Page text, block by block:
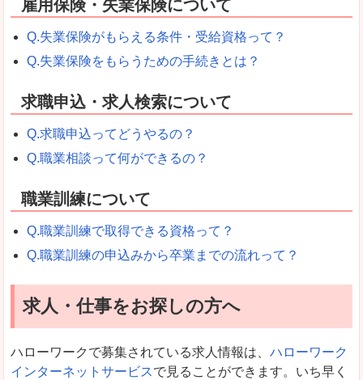
雇用保険・失業保険について
Q.失業保険がもらえる条件・受給資格って？
Q.失業保険をもらうための手続きとは？
求職申込・求人検索について
Q.求職申込ってどうやるの？
Q.職業相談って何ができるの？
職業訓練について
Q.職業訓練で取得できる資格って？
Q.職業訓練の申込みから卒業までの流れって？
求人・仕事をお探しの方へ
ハローワークで募集されている求人情報は、 ハローワーク
インターネットサービスで見ることができます。いち早く